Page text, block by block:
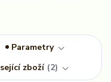
Parametry
zboží 2